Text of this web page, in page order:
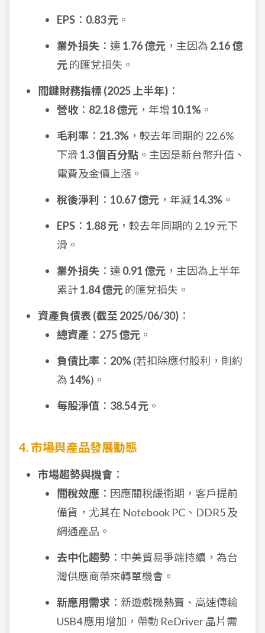
EPS ： 0.83 元 。
業外損失 ：達 1.76 億元 ，主因為 2.16 億
元的匯兌損失。
關鍵財務指標 (2025 上半年) ：
營收 ： 82.18 億元 ，年增 10.1% 。
毛利率 ： 21.3% ，較去年同期的 22.6%
下滑 1.3 個百分點 。主因是新台幣升值、
電費及金價上漲。
稅後淨利
： 10.67 億元 ，年減14.3% 。
EPS ： 1.88 元 ，較去年同期的 2.19 元下
滑。
業外損失 ：達 0.91 億元 ，主因為上半年
累計 1.84 億元的匯兌損失。
資產負債表 (截至 2025/06/30) ：
總資產 ： 275 億元 。
負債比率 ： 20%(若扣除應付股利，則約
為 14%)。
每股淨值 ： 38.54 元 。
4. 市場與產品發展動態
市場趨勢與機會 ：
關稅效應 ：因應關稅緩衝期，客戶提前
備貨，尤其在 Notebook PC、DDR5 及
網通產品。
去中化趨勢 ：中美貿易爭端持續，為台
灣供應商帶來轉單機會。
新應用需求 ：新遊戲機熱賣、高速傳輸
USB4 應用增加，帶動 ReDriver 晶片需